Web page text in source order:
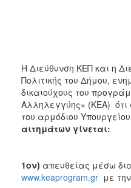
2011
2010
2006
ΤΟΠΟΣ
Η Διεύθυνση ΚΕΠ και η
Πολιτικής του Δήμου,
δικαιούχους του
Αλληλεγγύης» (ΚΕΑ)
του αρμόδιου Υπουργείου
αιτημάτων γίνεται:
1ον) απευθείας μέσω
www.keaprogram.gr με